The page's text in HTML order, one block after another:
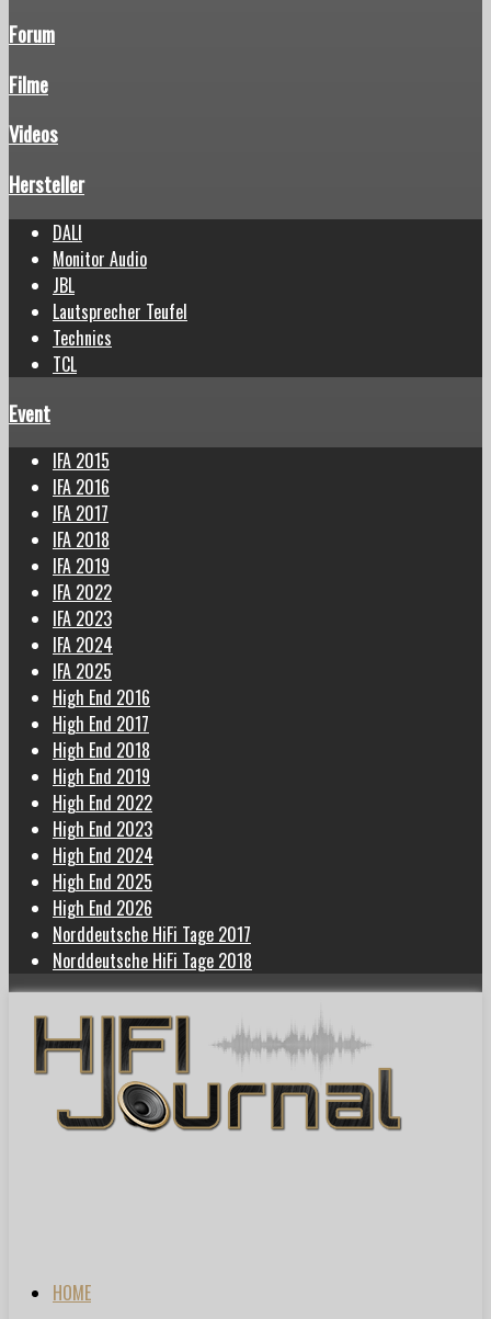
Forum
Filme
Videos
Hersteller
DALI
Monitor Audio
JBL
Lautsprecher Teufel
Technics
TCL
Event
IFA 2015
IFA 2016
IFA 2017
IFA 2018
IFA 2019
IFA 2022
IFA 2023
IFA 2024
IFA 2025
High End 2016
High End 2017
High End 2018
High End 2019
High End 2022
High End 2023
High End 2024
High End 2025
High End 2026
Norddeutsche HiFi Tage 2017
Norddeutsche HiFi Tage 2018
HOME